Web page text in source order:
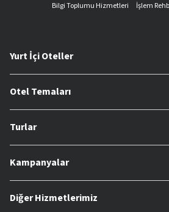
Bilgi Toplumu Hizmetleri
İşlem
Yurt İçi Oteller
Otel Temaları
Turlar
Kampanyalar
Diğer Hizmetlerimiz